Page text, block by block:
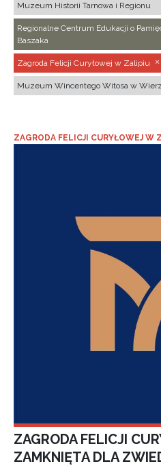
Muzeum Historii Tarnowa i Regionu
Regionalne Centrum Edukacji o
Baszaka
Zagroda Felicji Curyłowej w Zalipiu
Muzeum Wincentego Witosa w
ZAGRODA FELICJI CURYŁOWEJ W
ZAGRODA FELICJI
ZAMKNIĘTA DLA